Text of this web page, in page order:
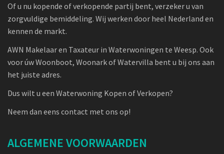
Of u nu kopende of verkopende partij bent, verzeker u van
zorgvuldige bemiddeling. Wij werken door heel Nederland en
kennen de markt.
AWN Makelaar en Taxateur in Waterwoningen te Weesp. Ook
voor úw Woonboot, Woonark of Watervilla bent u bij ons aan
het juiste adres.
Dus wilt u een Waterwoning Kopen of Verkopen?
Neem dan eens contact met ons op!
ALGEMENE VOORWAARDEN